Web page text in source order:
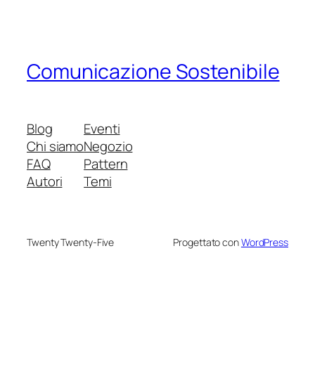
Comunicazione Sostenibile
Blog
Chi siamo
FAQ
Autori
Eventi
Negozio
Pattern
Temi
Twenty Twenty-Five Progettato conWordPress